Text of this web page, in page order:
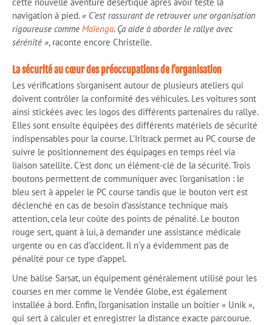
navigation à pied.« C’est rassurant de retrouver une organisation
rigoureuse comme Maïenga. Ça aide à aborder le rallye avec
sérénité », raconte encore Christelle.
La sécurité au cœur des préoccupations de l’organisation
Les vérifications s’organisent autour de plusieurs ateliers qui
doivent contrôler la conformité des véhicules. Les voitures sont
ainsi stickées avec les logos des différents partenaires du rallye.
Elles sont ensuite équipées des différents matériels de sécurité
indispensables pour la course. L’Iritrack permet au PC course de
suivre le positionnement des équipages en temps réel via
liaison satellite. C’est donc un élément-clé de la sécurité. Trois
boutons permettent de communiquer avec l’organisation : le
bleu sert à appeler le PC course tandis que le bouton vert est
déclenché en cas de besoin d’assistance technique mais
attention, cela leur coûte des points de pénalité. Le bouton
rouge sert, quant à lui, à demander une assistance médicale
urgente ou en cas d’accident. Il n’y a évidemment pas de
pénalité pour ce type d’appel.
Une balise Sarsat, un équipement généralement utilisé pour les
courses en mer comme le Vendée Globe, est également
installée à bord. Enfin, l’organisation installe un boîtier « Unik »,
qui sert à calculer et enregistrer la distance exacte parcourue.